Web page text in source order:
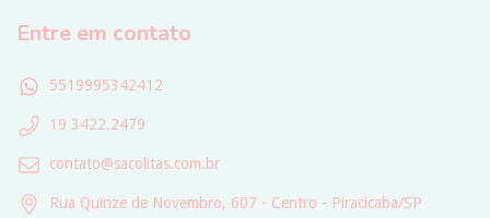
Entre em contato
5519995342412
19 3422.2479
contato@sacolitas.com.br
Rua Quinze de Novembro, 607 - Centro - Piracicaba/SP